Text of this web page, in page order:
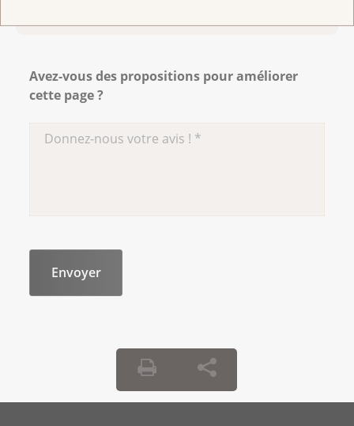
Avez-vous des propositions pour améliorer
cette page ?